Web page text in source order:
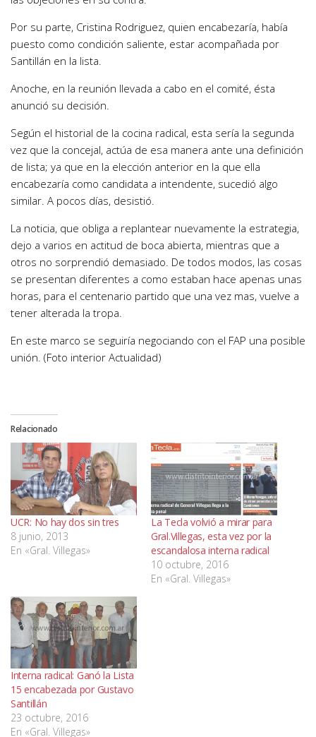
Por su parte, Cristina Rodriguez, quien encabezaría, había
puesto como condición saliente, estar acompañada por
Santillán en la lista.
Anoche, en la reunión llevada a cabo en el comité, ésta
anunció su decisión.
Según el historial de la cocina radical, esta sería la segunda
vez que la concejal, actúa de esa manera ante una definición
de lista; ya que en la elección anterior en la que ella
encabezaría como candidata a intendente, sucedió algo
similar. A pocos días, desistió.
La noticia, que obliga a replantear nuevamente la estrategia,
dejo a varios en actitud de boca abierta, mientras que a
otros no sorprendió demasiado. De todos modos, las cosas
se presentan diferentes a como estaban hace apenas unas
horas, para el centenario partido que una vez mas, vuelve a
tener alterada la tropa.
En este marco se seguiría negociando con el FAP una posible
unión. (Foto interior Actualidad)
Relacionado
UCR: No hay dos sin tres
8 junio, 2013
En «Gral. Villegas»
La Tecla volvió a mirar para
Gral.Villegas, esta vez por la
escandalosa interna radical
10 octubre, 2016
En «Gral. Villegas»
Interna radical: Ganó la Lista
15 encabezada por Gustavo
Santillán
23 octubre, 2016
En «Gral. Villegas»